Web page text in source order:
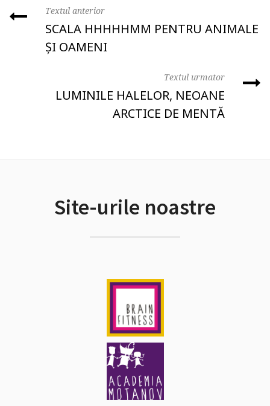
Textul anterior
SCALA HHHHHMM PENTRU ANIMALE
ȘI OAMENI
Textul urmator
LUMINILE HALELOR, NEOANE
ARCTICE DE MENTĂ
Site-urile noastre